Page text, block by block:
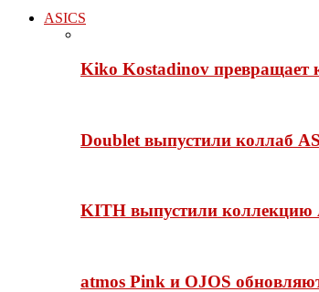
ASICS
Kiko Kostadinov превращает
Doublet выпустили коллаб
KITH выпустили коллекцию
atmos Pink и OJOS